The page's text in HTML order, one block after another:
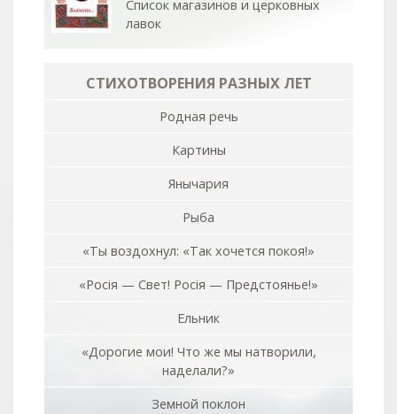
Список магазинов и церковных
лавок
СТИХОТВОРЕНИЯ РАЗНЫХ ЛЕТ
Родная речь
Картины
Янычария
Рыба
«Ты воздохнул: «Так хочется покоя!»
«Росiя — Свет! Росiя — Предстоянье!»
Ельник
«Дорогие мои! Что же мы натворили,
наделали?»
Земной поклон